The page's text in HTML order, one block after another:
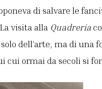
di salvare le
visita alla Quadreria
dell’arte, ma di una
cui ormai da secoli si